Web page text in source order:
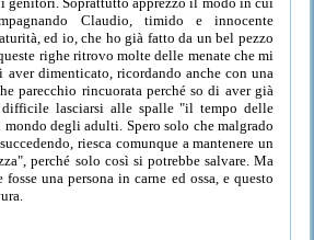
Claudio, timido e innocente
ed io, che ho già fatto da un bel pezzo
righe ritrovo molte delle menate che mi
aver dimenticato, ricordando anche con una
parecchio rincuorata perché so di aver già
lasciarsi alle spalle "il tempo delle
mondo degli adulti. Spero solo che malgrado
riesca comunque a mantenere un
perché solo così si potrebbe salvare. Ma
una persona in carne ed ossa, e questo